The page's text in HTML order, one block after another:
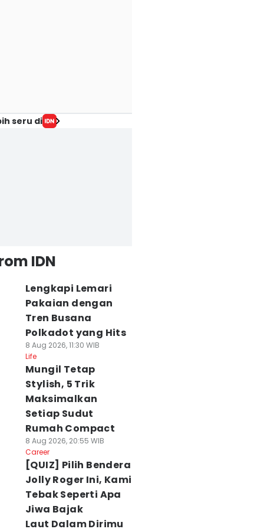
seru di
IDN
Lengkapi Lemari
Pakaian dengan
Tren Busana
Polkadot yang Hits
8 Aug 2026, 11:30 WIB
Life
Mungil Tetap
Stylish, 5 Trik
Maksimalkan
Setiap Sudut
Rumah Compact
8 Aug 2026, 20:55 WIB
Career
[QUIZ] Pilih Bendera
Jolly Roger Ini, Kami
Tebak Seperti Apa
Jiwa Bajak
Laut Dalam Dirimu